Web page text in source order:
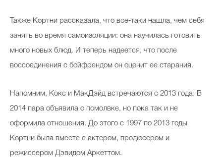
Также Кортни рассказала, что все-таки нашла, чем себя
занять во время самоизоляции: она научилась готовить
много новых блюд. И теперь надеется, что после
воссоединения с бойфрендом он оценит ее старания.
Напомним, Кокс и МакДэйд встречаются с 2013 года. В
2014 пара объявила о помолвке, но пока так и не
оформила отношения. До этого с 1997 по 2013 годы
Кортни была вместе с актером, продюсером и
режиссером Дэвидом Аркеттом.